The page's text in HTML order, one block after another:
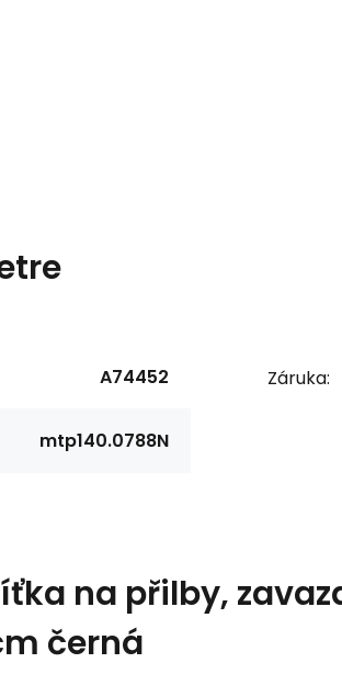
A74452
mtp140.0788N
Záruka:
na přilby,
černá